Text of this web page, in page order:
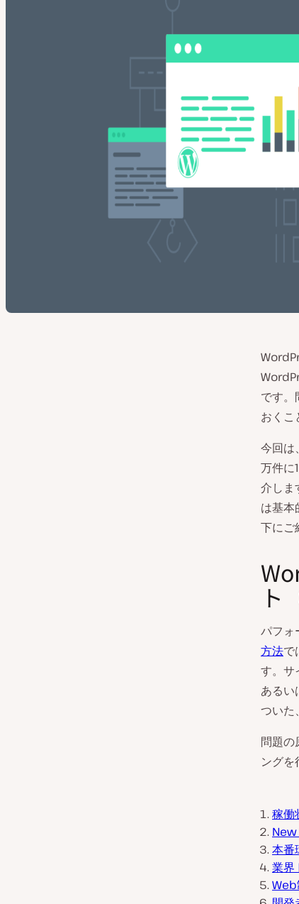
です。
おくこ
今回は
万件に
介しま
は基本
下にご
ト
パフォ
方法で
す。サ
ある
ついた
問題の
ングを
稼働
New
本番
業界
Web